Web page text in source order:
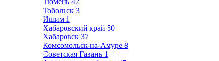
Тюмень 42
Тобольск 3
Ишим 1
Хабаровский край 50
Хабаровск 37
Комсомольск-на-Амуре 8
Советская Гавань 1